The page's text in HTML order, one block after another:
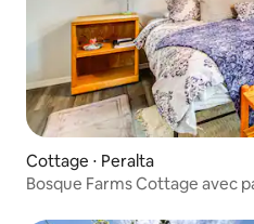
Cottage ⋅ Peralta
Bosque Farms Cottage avec